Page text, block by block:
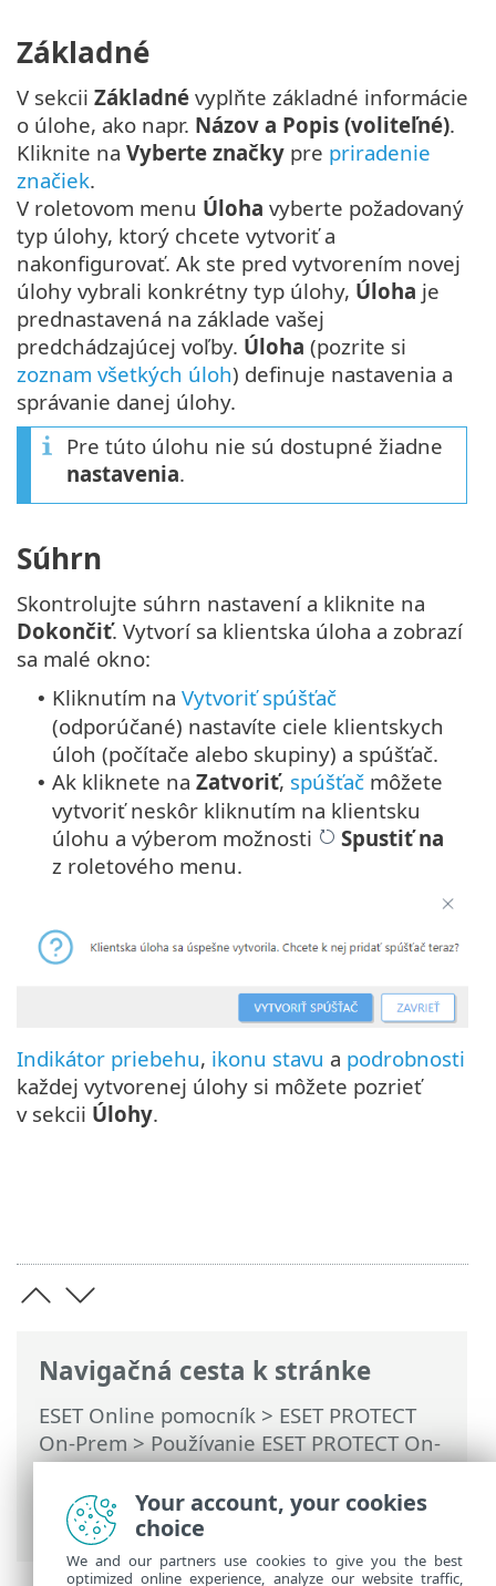
Navigačná cesta k stránke
ESET Online pomocník > ESET PROTECT
On-Prem>Používanie ESET PROTECT On-
Prem>Hlavné menu ESET PROTECT On-
Prem>Úlohy>Klientske úlohy >
Odhlásenie
Základné
V sekcii Základné vyplňte základné informácie
o úlohe, ako napr. Názov a Popis (voliteľné).
Kliknite na Vyberte značky pre priradenie
značiek.
V roletovom menu Úloha vyberte požadovaný
typ úlohy, ktorý chcete vytvoriť a
nakonfigurovať. Ak ste pred vytvorením novej
úlohy vybrali konkrétny typ úlohy, Úloha je
prednastavená na základe vašej
predchádzajúcej voľby. Úloha (pozrite si
zoznam všetkých úloh) definuje nastavenia a
správanie danej úlohy.
Pre túto úlohu nie sú dostupné žiadne
nastavenia.
Súhrn
Skontrolujte súhrn nastavení a kliknite na
Dokončiť. Vytvorí sa klientska úloha a zobrazí
sa malé okno:
• Kliknutím na Vytvoriť spúšťač
(odporúčané) nastavíte ciele klientskych
úloh (počítače alebo skupiny) a spúšťač.
• Ak kliknete na Zatvoriť, spúšťač môžete
vytvoriť neskôr kliknutím na klientsku
úlohu a výberom možnosti
Spustiť na
z roletového menu.
Indikátor priebehu, ikonu stavu a podrobnosti
každej vytvorenej úlohy si môžete pozrieť
v sekcii Úlohy.
Your account, your cookies
choice
We and our partners use cookies to give you the best
optimized online experience, analyze our website traffic,